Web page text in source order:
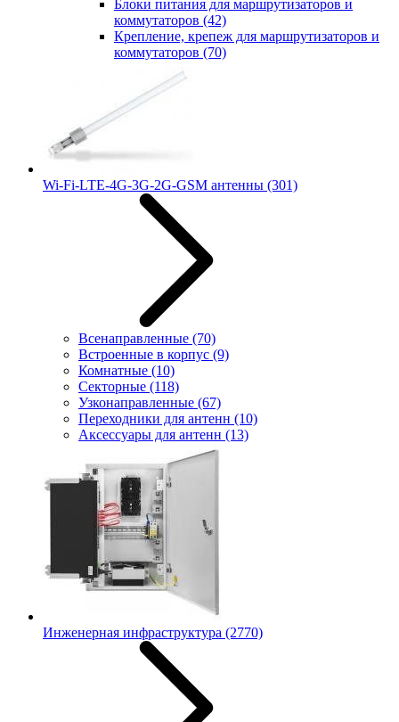
Блоки питания для маршрутизаторов и
коммутаторов (42)
Крепление, крепеж для маршрутизаторов и
коммутаторов (70)
Wi-Fi-LTE-4G-3G-2G-GSM антенны (301)
Всенаправленные (70)
Встроенные в корпус (9)
Комнатные (10)
Секторные (118)
Узконаправленные (67)
Переходники для антенн (10)
Аксессуары для антенн (13)
Инженерная инфраструктура (2770)